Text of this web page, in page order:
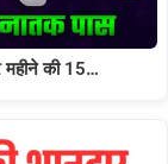
की 15…